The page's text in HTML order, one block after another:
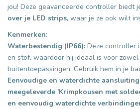
jou! Deze geavanceerde controller biedt
over je LED strips, waar je ze ook wilt
Kenmerken:
Waterbestendig (IP66): Deze controller
en stof, waardoor hij ideaal is voor
buitentoepassingen. Gebruik hem in je
Eenvoudige en waterdichte
meegeleverde 'Krimpkousen met
en eenvoudig waterdichte